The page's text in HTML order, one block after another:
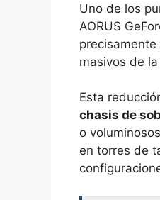
Uno de los
AORUS
masivos de
Esta
chasis de
o
en torres de